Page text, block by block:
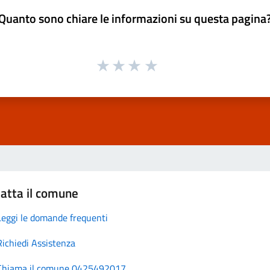
sono chiare le informazioni su questa
il comune
le domande frequenti
Assistenza